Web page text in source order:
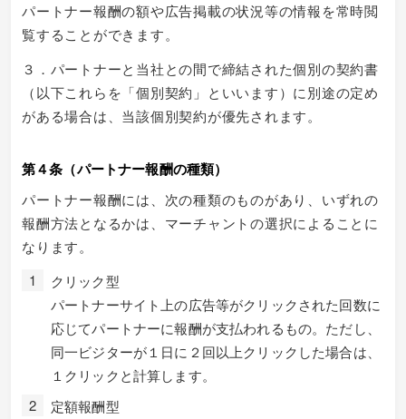
パートナー報酬の額や広告掲載の状況等の情報を常時閲
覧することができます。
３．パートナーと当社との間で締結された個別の契約書
（以下これらを「個別契約」といいます）に別途の定め
がある場合は、当該個別契約が優先されます。
第４条（パートナー報酬の種類）
パートナー報酬には、次の種類のものがあり、いずれの
報酬方法となるかは、マーチャントの選択によることに
なります。
クリック型
パートナーサイト上の広告等がクリックされた回数に
応じてパートナーに報酬が支払われるもの。ただし、
同一ビジターが１日に２回以上クリックした場合は、
１クリックと計算します。
定額報酬型